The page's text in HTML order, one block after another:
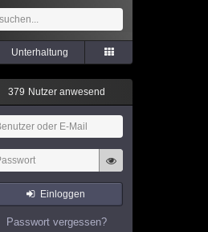
Unterhaltung
379 Nutzer anwesend
Einloggen
Passwort vergessen?